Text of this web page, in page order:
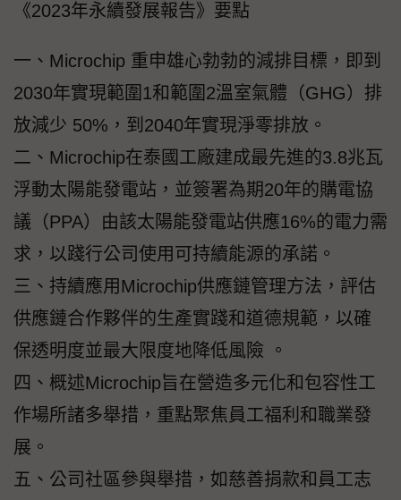
《2023年永續發展報告》要點
一、Microchip 重申雄心勃勃的減排目標，即到
2030年實現範圍1和範圍2溫室氣體（GHG）排
放減少 50%，到2040年實現淨零排放。
二、Microchip在泰國工廠建成最先進的3.8兆瓦
浮動太陽能發電站，並簽署為期20年的購電協
議（PPA）由該太陽能發電站供應16%的電力需
求，以踐行公司使用可持續能源的承諾。
三、持續應用Microchip供應鏈管理方法，評估
供應鏈合作夥伴的生產實踐和道德規範，以確
保透明度並最大限度地降低風險 。
四、概述Microchip旨在營造多元化和包容性工
作場所諸多舉措，重點聚焦員工福利和職業發
展。
五、公司社區參與舉措，如慈善捐款和員工志